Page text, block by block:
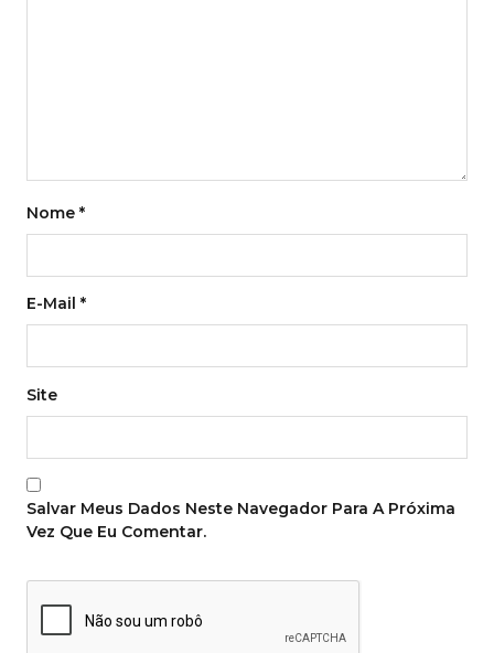
Nome *
E-Mail *
Site
Salvar Meus Dados Neste Navegador Para A Próxima
Vez Que Eu Comentar.